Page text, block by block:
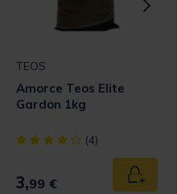
Rating
panier
TEOS
Amorce Teos Elite
Gardon 1kg
[object Object] out of 5
(4)
3,99 €